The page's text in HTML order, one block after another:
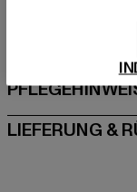
LIEFERUNG &